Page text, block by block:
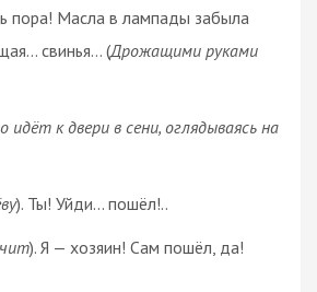
пора! Масла в лампады забыла
свинья… (Дрожащими руками
идёт к двери в сени, оглядываясь на
). Ты! Уйди… пошёл!..
). Я — хозяин! Сам пошёл, да!